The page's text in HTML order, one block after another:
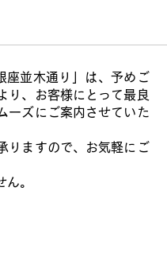
座並木通り」は、予めご
り、お客様にとって最良
ーズにご案内させていた
りますので、お気軽にご
。